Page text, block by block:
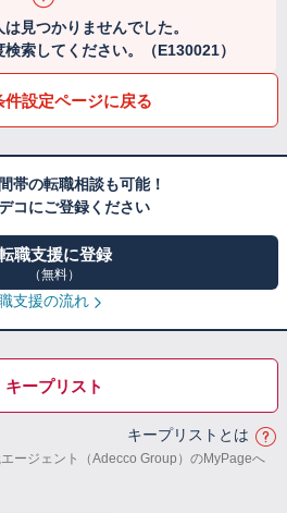
見つかりませんでした。
索してください。（E130021）
件設定ページに戻る
帯の転職相談も可能！
コにご登録ください
職支援に登録
（無料）
支援の流れ
キープリスト
キープリストとは
ージェント（Adecco Group）のMyPageへ